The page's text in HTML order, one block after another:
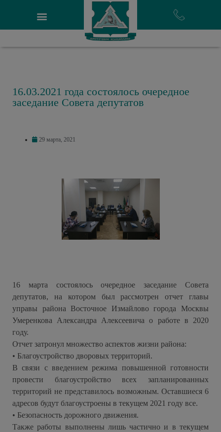
16.03.2021 года состоялось очередное
заседание Совета депутатов
29 марта, 2021
16 марта состоялось очередное заседание Совета
депутатов, на котором был рассмотрен отчет главы
управы района Восточное Измайлово города Москвы
Умеренкова Александра Алексеевича о работе в 2020
году.
Отчет затронул множество аспектов жизни района:
• Благоустройство дворовых территорий.
В связи с введением режима повышенной готовности
провести благоустройство всех запланированных
территорий не представилось возможным. Оставшиеся 6
адресов будут благоустроены в текущем 2021 году все.
• Безопасность дорожного движения.
Также работы выполнены лишь частично и в текущем